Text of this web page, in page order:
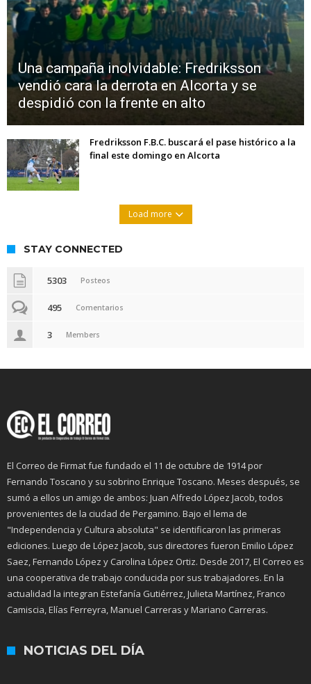
Una campaña inolvidable: Fredriksson
vendió cara la derrota en Alcorta y se
despidió con la frente en alto
Fredriksson F.B.C. buscará el pase histórico a la
final este domingo en Alcorta
Load more
STAY CONNECTED
5303 Posteos
495 Comentarios
3 Members
El Correo de Firmat fue fundado el 11 de octubre de 1914 por
Fernando Toscano y su sobrino Enrique Toscano. Meses después, se
sumó a ellos un amigo de ambos: Juan Alfredo López Jacob, todos
provenientes de la ciudad de Pergamino. Bajo el lema de
"Independencia y Cultura absoluta" se identificaron las primeras
ediciones. Luego de López Jacob, sus directores fueron Emilio López
Saez, Fernando López y Carolina López Ortiz. Desde 2017, El Correo es
una cooperativa de trabajo conducida por sus trabajadores. En la
actualidad la integran Estefanía Gutiérrez, Julieta Martínez, Franco
Camiscia, Elías Ferreyra, Manuel Carreras y Mariano Carreras.
NOTICIAS DEL DÍA